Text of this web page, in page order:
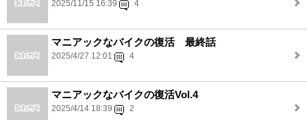
2025/11/15 16:39 4
マニアックなバイクの復活 最終話
2025/4/27 12:01 4
マニアックなバイクの復活Vol.4
2025/4/14 18:39 2